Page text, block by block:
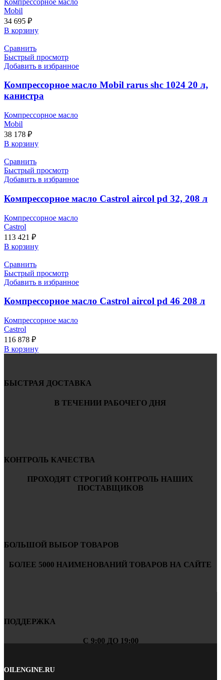
Mobil
34 695 ₽
В корзину
Сравнить
Быстрый просмотр
Добавить в избранное
Компрессорное масло Mobil rarus shc 1024 20 л,
канистра
Компрессорное масло
Mobil
38 178 ₽
В корзину
Сравнить
Быстрый просмотр
Добавить в избранное
Компрессорное масло Castrol aircol pd 32, 208 л
Компрессорное масло
Castrol
113 421 ₽
В корзину
Сравнить
Быстрый просмотр
Добавить в избранное
Компрессорное масло Castrol aircol pd 46 208 л
Компрессорное масло
Castrol
116 878 ₽
В корзину
БЫСТРАЯ ДОСТАВКА
В ТЕЧЕНИИ РАБОЧЕГО ДНЯ
КОНТРОЛЬ КАЧЕСТВА
ПРОХОДЯТ СТРОГИЙ КОНТРОЛЬ НАШИХ
ПОСТАВЩИКОВ
БОЛЬШОЙ ВЫБОР ТОВАРОВ
БОЛЕЕ 5000 НАИМЕНОВАНИЙ ТОВАРОВ НА САЙТЕ
ПОДДЕРЖКА
С 9:00 ДО 19:00
OILENGINE.RU